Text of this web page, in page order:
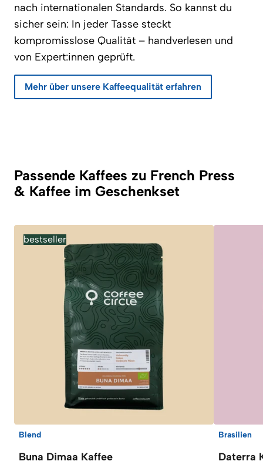
nach internationalen Standards. So kannst du
sicher sein: In jeder Tasse steckt
kompromisslose Qualität – handverlesen und
von Expert:innen geprüft.
Mehr über unsere Kaffeequalität erfahren
Passende Kaffees zu French Press
& Kaffee im Geschenkset
bestseller
Blend
Buna Dimaa Kaffee
Brasilien
Daterra